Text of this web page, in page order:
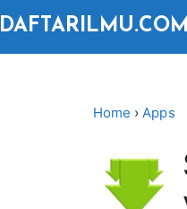
DAFTARILMU.COM
Home ›Apps